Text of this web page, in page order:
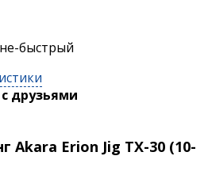
быстрый
друзьями
Akara Erion Jig TX-30 (10-